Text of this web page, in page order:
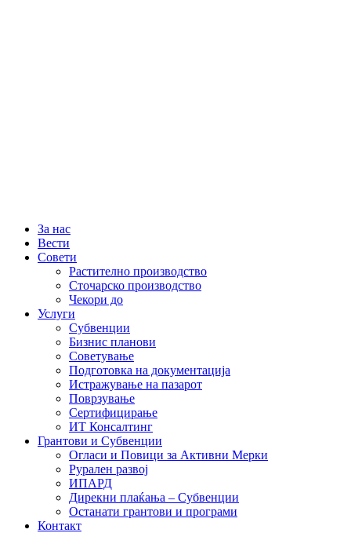
За нас
Вести
Совети
Растително производство
Сточарско производство
Чекори до
Услуги
Субвенции
Бизнис планови
Советување
Подготовка на документација
Истражување на пазарот
Поврзување
Сертифицирање
ИТ Консалтинг
Грантови и Субвенции
Огласи и Повици за Активни Мерки
Рурален развој
ИПАРД
Дирекни плаќања – Субвенции
Останати грантови и програми
Контакт